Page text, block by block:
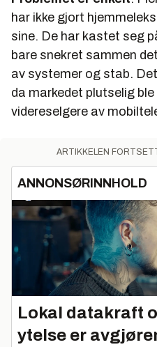
har ikke gjort
sine. De har kastet seg
bare snekret sammen
av systemer og stab.
da markedet plutselig
videreselgere av
ARTIKKELEN
ANNONSØRINNHOLD
Lokal datakraft
ytelse er